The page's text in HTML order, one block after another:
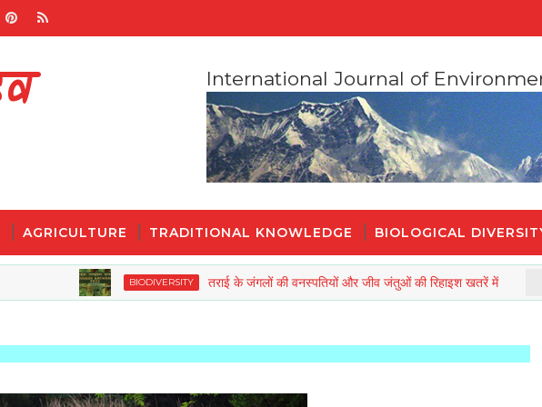
International Journal of
AGRICULTURE TRADITIONAL KNOWLEDGE BIOLOGICAL
BIODIVERSITY तराई के जंगलों की वनस्पतियों और जीव जंतुओं की रिहाइश खतरें में